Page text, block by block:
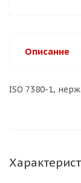
Описание
ISO 7380-1,